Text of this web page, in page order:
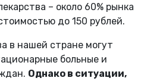
– около 60% рынка
до 150 рублей.
в нашей стране могут
больные и
Однако в ситуации,